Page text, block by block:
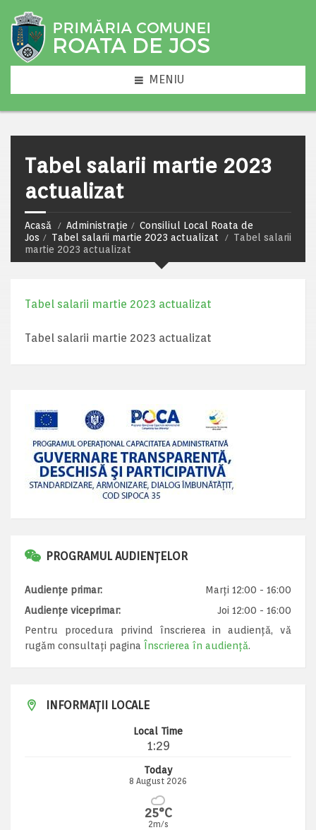
MENIU
Tabel salarii martie 2023
actualizat
Acasă Administrație
Consiliul Local Roata de
Jos
Tabel salarii martie 2023 actualizat
Tabel salarii
martie 2023 actualizat
Tabel salarii martie 2023 actualizat
Tabel salarii martie 2023 actualizat
PROGRAMUL AUDIENȚELOR
Audiențe primar:
Marți 12:00 - 16:00
Audiențe viceprimar:
Joi 12:00 - 16:00
Pentru procedura privind înscrierea in audiență, vă
rugăm consultați pagina Înscrierea în audiență.
INFORMAȚII LOCALE
Local Time
1:29
Today
8 August 2026
25°C
2m/s